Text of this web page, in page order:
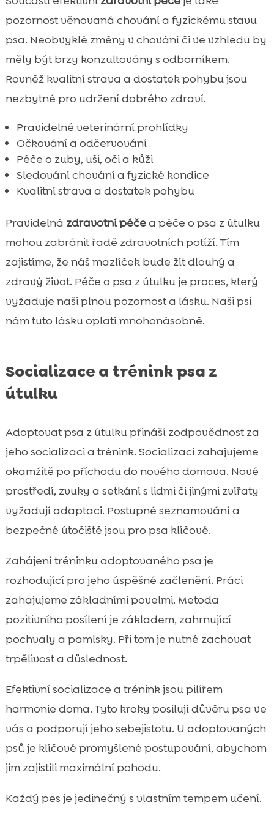
pozornost věnovaná chování a fyzickému stavu
psa. Neobvyklé změny v chování či ve vzhledu by
měly být brzy konzultovány s odborníkem.
Rovněž kvalitní strava a dostatek pohybu jsou
nezbytné pro udržení dobrého zdraví.
Pravidelné veterinární prohlídky
Očkování a odčervování
Péče o zuby, uši, oči a kůži
Sledování chování a fyzické kondice
Kvalitní strava a dostatek pohybu
Pravidelná zdravotní péčea péče o psa z útulku
mohou zabránit řadě zdravotních potíží. Tím
zajistíme, že náš mazlíček bude žít dlouhý a
zdravý život. Péče o psa z útulku je proces, který
vyžaduje naši plnou pozornost a lásku. Naši psi
nám tuto lásku oplatí mnohonásobně.
Socializace a trénink psa z
útulku
Adoptovat psa z útulku přináší zodpovědnost za
jeho socializaci a trénink. Socializaci zahajujeme
okamžitě po příchodu do nového domova. Nové
prostředí, zvuky a setkání s lidmi či jinými zvířaty
vyžadují adaptaci. Postupné seznamování a
bezpečné útočiště jsou pro psa klíčové.
Zahájení tréninku adoptovaného psa je
rozhodující pro jeho úspěšné začlenění. Práci
zahajujeme základními povelmi. Metoda
pozitivního posílení je základem, zahrnující
pochvaly a pamlsky. Při tom je nutné zachovat
trpělivost a důslednost.
Efektivní socializace a trénink jsou pilířem
harmonie doma. Tyto kroky posilují důvěru psa ve
vás a podporují jeho sebejistotu. U adoptovaných
psů je klíčové promyšlené postupování, abychom
jim zajistili maximální pohodu.
Každý pes je jedinečný s vlastním tempem učení.